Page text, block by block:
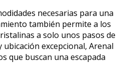
necesarias para una
también permite a los
a solo unos pasos de
excepcional, Arenal
que buscan una escapada